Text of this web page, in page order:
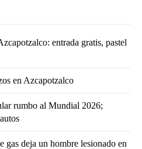
entrada gratis, pastel
en Azcapotzalco
rumbo al Mundial 2026;
gas deja un hombre lesionado en